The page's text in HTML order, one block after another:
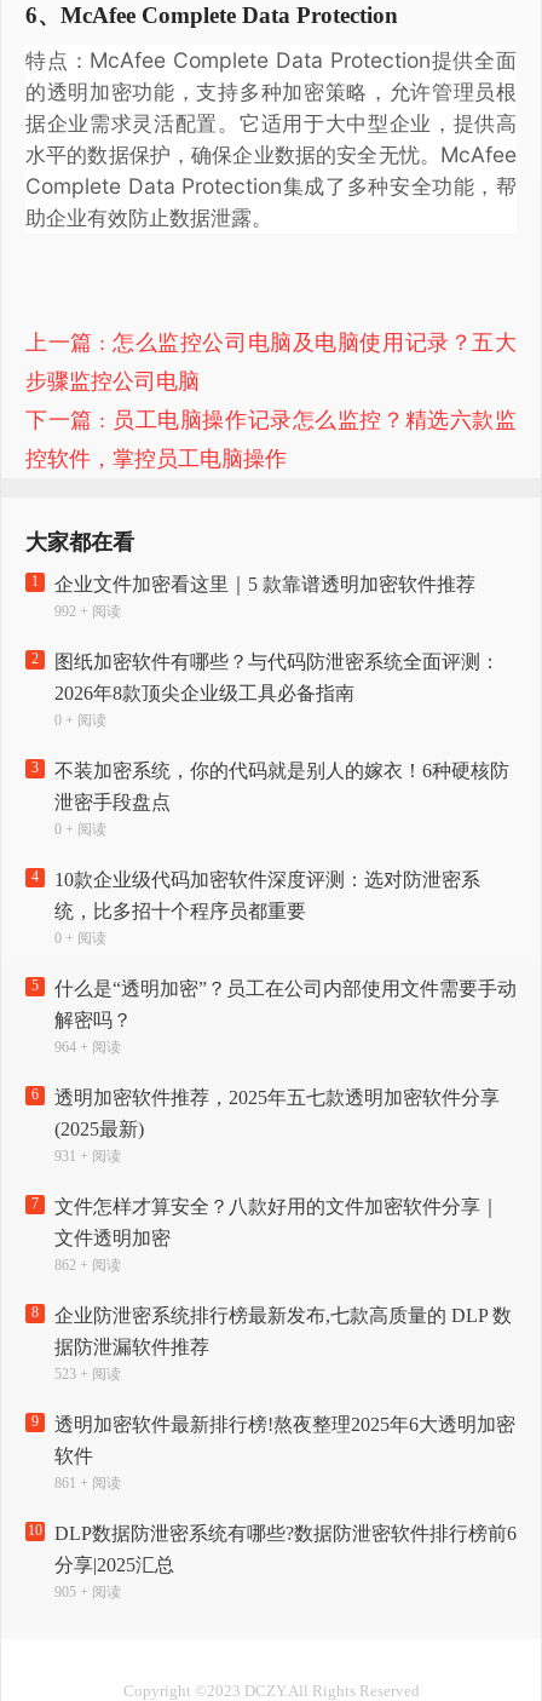
6、McAfee Complete Data Protection
特点：McAfee Complete Data Protection提供全面
的透明加密功能，支持多种加密策略，允许管理员根
据企业需求灵活配置。它适用于大中型企业，提供高
水平的数据保护，确保企业数据的安全无忧。McAfee
Complete Data Protection集成了多种安全功能，帮
助企业有效防止数据泄露。
上一篇 : 怎么监控公司电脑及电脑使用记录？五大
步骤监控公司电脑
下一篇 : 员工电脑操作记录怎么监控？精选六款监
控软件，掌控员工电脑操作
大家都在看
1 企业文件加密看这里｜5 款靠谱透明加密软件推荐
992 + 阅读
2
图纸加密软件有哪些？与代码防泄密系统全面评测：
2026年8款顶尖企业级工具必备指南
0 + 阅读
3
不装加密系统，你的代码就是别人的嫁衣！6种硬核防
泄密手段盘点
0 + 阅读
4
10款企业级代码加密软件深度评测：选对防泄密系
统，比多招十个程序员都重要
0 + 阅读
5
什么是“透明加密”？员工在公司内部使用文件需要手动
解密吗？
964 + 阅读
6
透明加密软件推荐，2025年五七款透明加密软件分享
(2025最新)
931 + 阅读
7
文件怎样才算安全？八款好用的文件加密软件分享｜
文件透明加密
862 + 阅读
8
企业防泄密系统排行榜最新发布,七款高质量的 DLP 数
据防泄漏软件推荐
523 + 阅读
9
透明加密软件最新排行榜!熬夜整理2025年6大透明加密
软件
861 + 阅读
10
DLP数据防泄密系统有哪些?数据防泄密软件排行榜前6
分享|2025汇总
905 + 阅读
Copyright ©2023 DCZY.All Rights Reserved